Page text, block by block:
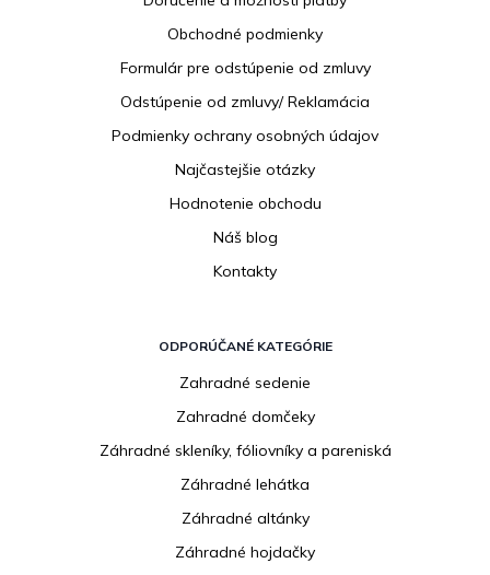
Obchodné podmienky
Formulár pre odstúpenie od zmluvy
Odstúpenie od zmluvy/ Reklamácia
Podmienky ochrany osobných údajov
Najčastejšie otázky
Hodnotenie obchodu
Náš blog
Kontakty
ODPORÚČANÉ KATEGÓRIE
Zahradné sedenie
Zahradné domčeky
Záhradné skleníky, fóliovníky a pareniská
Záhradné lehátka
Záhradné altánky
Záhradné hojdačky